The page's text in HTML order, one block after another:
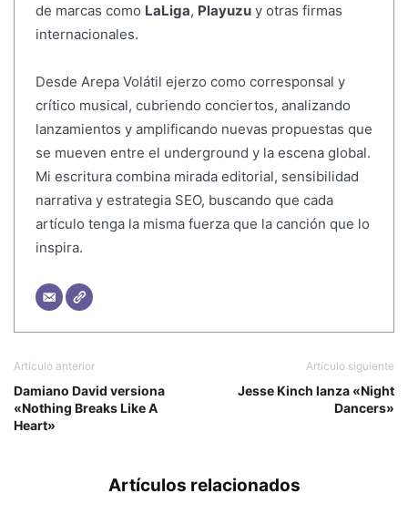
de marcas como LaLiga, Playuzuy otras firmas
internacionales.
Desde Arepa Volátil ejerzo como corresponsal y
crítico musical, cubriendo conciertos, analizando
lanzamientos y amplificando nuevas propuestas que
se mueven entre el underground y la escena global.
Mi escritura combina mirada editorial, sensibilidad
narrativa y estrategia SEO, buscando que cada
artículo tenga la misma fuerza que la canción que lo
inspira.
Artículo anterior
Damiano David versiona
«Nothing Breaks Like A
Heart»
Artículo siguiente
Jesse Kinch lanza «Night
Dancers»
Artículos relacionados